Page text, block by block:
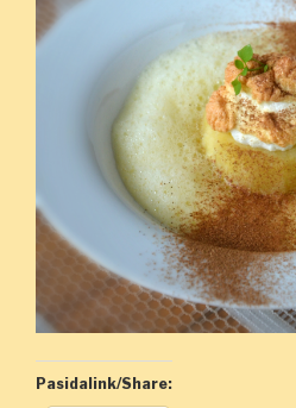
Pasidalink/Share: